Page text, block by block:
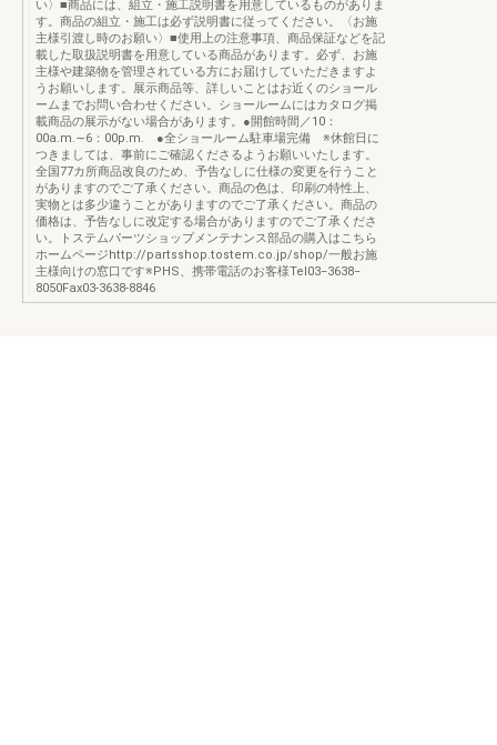
い〉■商品には、組立・施工説明書を用意しているものがありま
す。商品の組立・施工は必ず説明書に従ってください。〈お施
主様引渡し時のお願い〉■使用上の注意事項、商品保証などを記
載した取扱説明書を用意している商品があります。必ず、お施
主様や建築物を管理されている方にお届けしていただきますよ
うお願いします。展示商品等、詳しいことはお近くのショール
ームまでお問い合わせください。ショールームにはカタログ掲
載商品の展示がない場合があります。●開館時間／10：
00a.m.∼6：00p.m. ●全ショールーム駐車場完備 ※休館日に
つきましては、事前にご確認くださるようお願いいたします。
全国77カ所商品改良のため、予告なしに仕様の変更を行うこと
がありますのでご了承ください。商品の色は、印刷の特性上、
実物とは多少違うことがありますのでご了承ください。商品の
価格は、予告なしに改定する場合がありますのでご了承くださ
い。トステムパーツショップメンテナンス部品の購入はこちら
ホームページhttp://partsshop.tostem.co.jp/shop/一般お施
主様向けの窓口です※PHS、携帯電話のお客様Tel03‒3638‒
8050Fax03-3638-8846